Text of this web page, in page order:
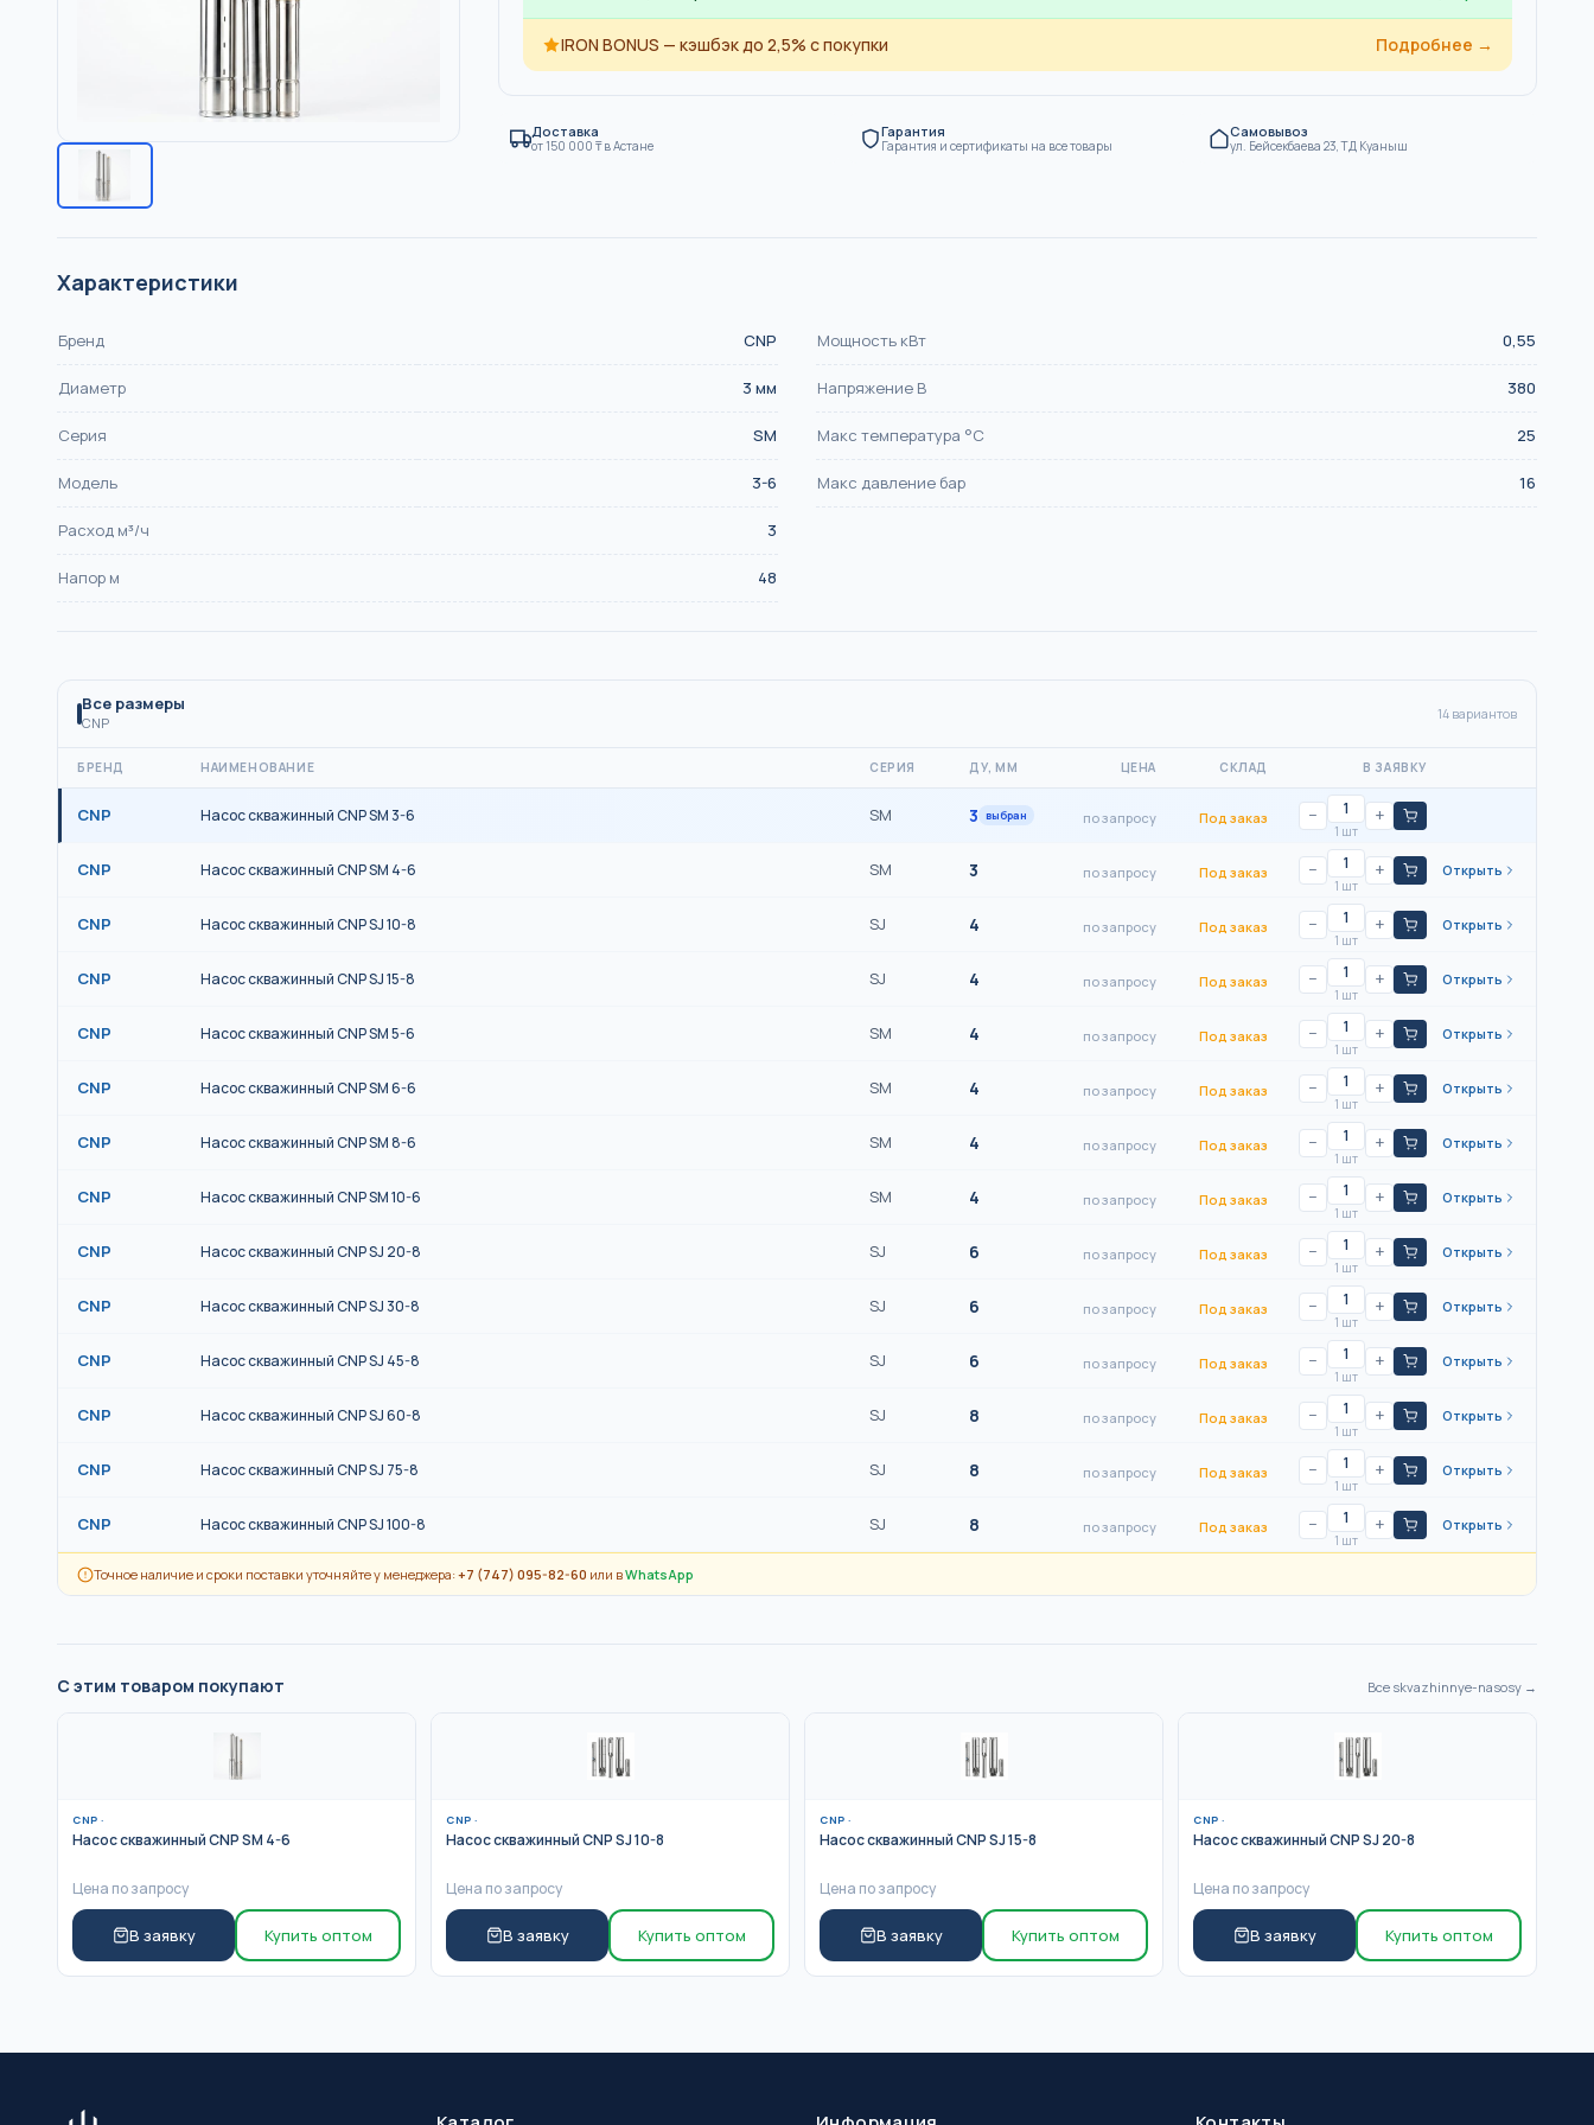
НПВХ, DN 110–500, SN4/SN8
Отопление
IRON BONUS — кэшбэк до 2,5% с покупки Подробнее →
Доставка
от150 000 ₸в Астане
Гарантия
Гарантия и сертификаты на все товары
Самовывоз
ул. Бейсекбаева 23, ТД Куаныш
Характеристики
Бренд CNP
Диаметр 3 мм
Серия SM
Модель 3-6
Расход м³/ч 3
Напор м 48
Мощность кВт 0,55
Напряжение В 380
Макс температура °С 25
Макс давление бар 16
Все размеры
CNP
14 вариантов
БРЕНД НАИМЕНОВАНИЕ СЕРИЯ ДУ, ММ ЦЕНА СКЛАД В ЗАЯВКУ
CNP Насос скважинный CNP SM 3-6 SM 3 выбран по запросу Под заказ −
1 шт
+
CNP Насос скважинный CNP SM 4-6 SM 3 по запросу Под заказ −
1 шт
+ Открыть
CNP Насос скважинный CNP SJ 10-8 SJ 4 по запросу Под заказ −
1 шт
+ Открыть
CNP Насос скважинный CNP SJ 15-8 SJ 4 по запросу Под заказ −
1 шт
+ Открыть
CNP Насос скважинный CNP SM 5-6 SM 4 по запросу Под заказ −
1 шт
+ Открыть
CNP Насос скважинный CNP SM 6-6 SM 4 по запросу Под заказ −
1 шт
+ Открыть
CNP Насос скважинный CNP SM 8-6 SM 4 по запросу Под заказ −
1 шт
+ Открыть
CNP Насос скважинный CNP SM 10-6 SM 4 по запросу Под заказ −
1 шт
+ Открыть
CNP Насос скважинный CNP SJ 20-8 SJ 6 по запросу Под заказ −
1 шт
+ Открыть
CNP Насос скважинный CNP SJ 30-8 SJ 6 по запросу Под заказ −
1 шт
+ Открыть
CNP Насос скважинный CNP SJ 45-8 SJ 6 по запросу Под заказ −
1 шт
+ Открыть
CNP Насос скважинный CNP SJ 60-8 SJ 8 по запросу Под заказ −
1 шт
+ Открыть
CNP Насос скважинный CNP SJ 75-8 SJ 8 по запросу Под заказ −
1 шт
+ Открыть
CNP Насос скважинный CNP SJ 100-8 SJ 8 по запросу Под заказ −
1 шт
+ Открыть
Точное наличие и сроки поставки уточняйте у менеджера:+7 (747) 095-82-60 или вWhatsApp
С этим товаром покупают Все skvazhinnye-nasosy →
CNP ·
Насос скважинный CNP SM 4-6
Цена по запросу
В заявку Купить оптом
CNP ·
Насос скважинный CNP SJ 10-8
Цена по запросу
В заявку Купить оптом
CNP ·
Насос скважинный CNP SJ 15-8
Цена по запросу
В заявку Купить оптом
CNP ·
Насос скважинный CNP SJ 20-8
Цена по запросу
В заявку Купить оптом